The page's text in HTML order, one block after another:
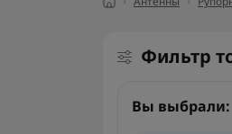
Фильтр
Вы выбрали: